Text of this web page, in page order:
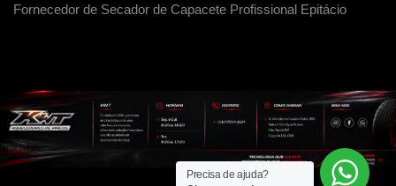
Fornecedor de Secador de Capacete Profissional Epitácio
Precisa de ajuda?